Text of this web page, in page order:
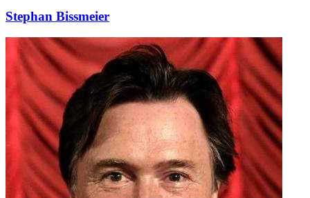
Stephan Bissmeier